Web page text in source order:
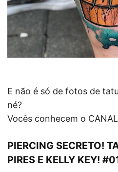
E não é só de fotos de
né?
Vocês conhecem o
PIERCING SECRETO!
PIRES E KELLY KEY!